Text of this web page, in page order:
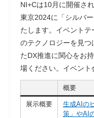
NI+Cは10月に開催さ
東京2024に「シルバ
たします。イベントテ
のテクノロジーを見つ
たDX推進に関心をお
場ください。イベント
概要
展示概要
生成AIの
策」やAI